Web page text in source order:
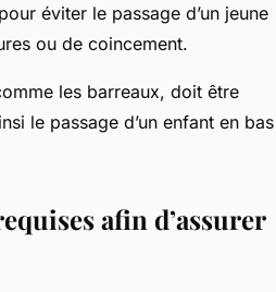
éviter le passage d’un jeune
ou de coincement.
les barreaux, doit être
le passage d’un enfant en bas
afin d’assurer